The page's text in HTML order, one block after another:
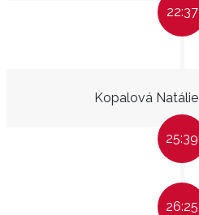
22:37
Kopalová Natálie
25:39
26:25